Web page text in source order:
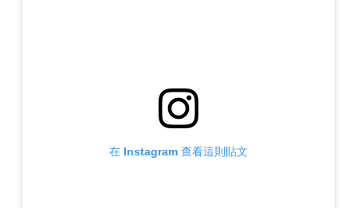
在 Instagram 查看這則貼文